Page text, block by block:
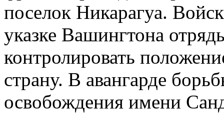
поселок Никарагуа.
указке Вашингтона
контролировать
страну. В авангарде
освобождения имени